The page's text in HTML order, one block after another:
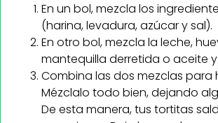
En un bol, mezcla los
(harina, levadura, azúcar y sal).
En otro bol, mezcla la leche,
mantequilla derretida o aceite y
Combina las dos mezclas para
Mézclalo todo bien, dejando
De esta manera, tus tortitas